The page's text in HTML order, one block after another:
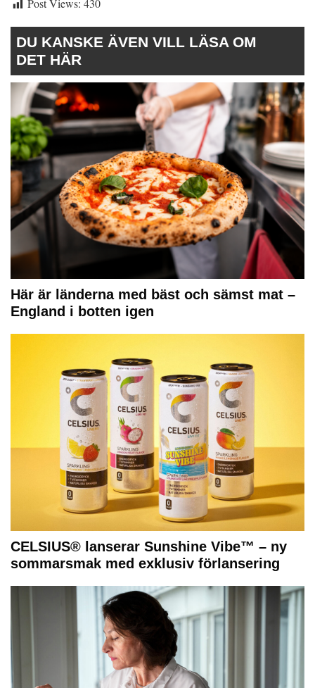
Post Views: 430
DU KANSKE ÄVEN VILL LÄSA OM
DET HÄR
Här är länderna med bäst och sämst mat –
England i botten igen
CELSIUS® lanserar Sunshine Vibe™ – ny
sommarsmak med exklusiv förlansering